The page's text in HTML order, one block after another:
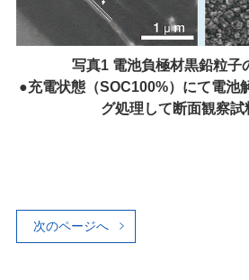
写真1 電池負極材黒鉛粒子
●充電状態（SOC100%）にて電池
グ処理して断面観察試
次のページへ